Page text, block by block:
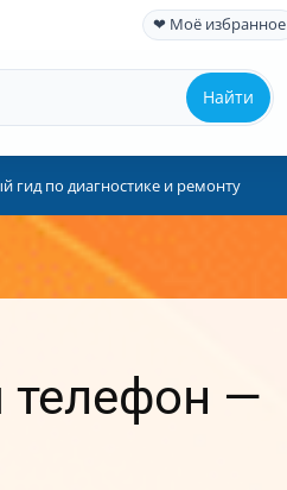
❤ Моё избранное
Найти
гид по диагностике и ремонту
телефон —